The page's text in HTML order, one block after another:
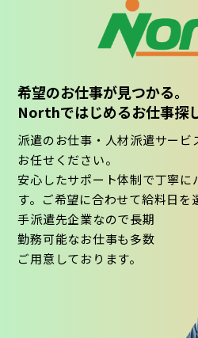
希望のお仕事が見つかる。
Northではじめるお仕事探し
派遣のお仕事・人材派遣サービ
お任せください。
安心したサポート体制で丁寧に
す。ご希望に合わせて給料日を
手派遣先企業なので長期
勤務可能なお仕事も多数
ご用意しております。